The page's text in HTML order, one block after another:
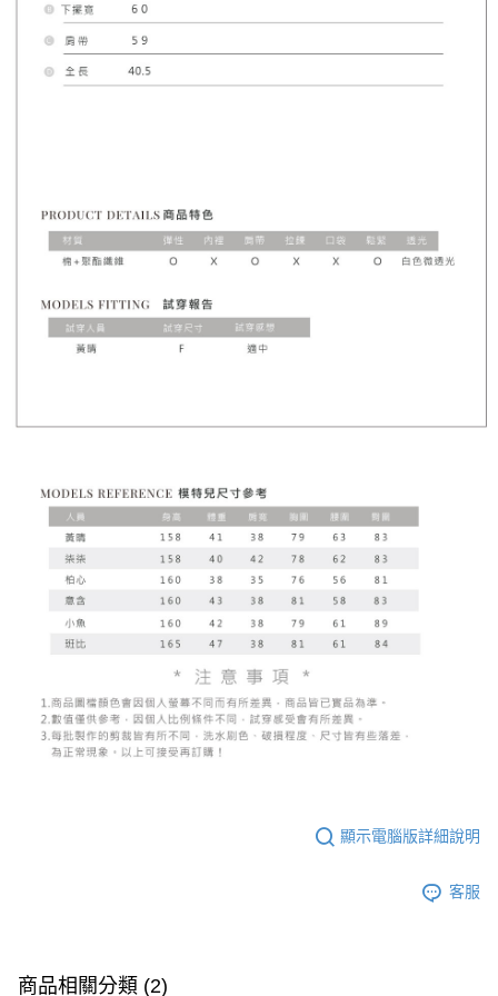
顯示電腦版詳細說明
客服
商品相關分類 (2)